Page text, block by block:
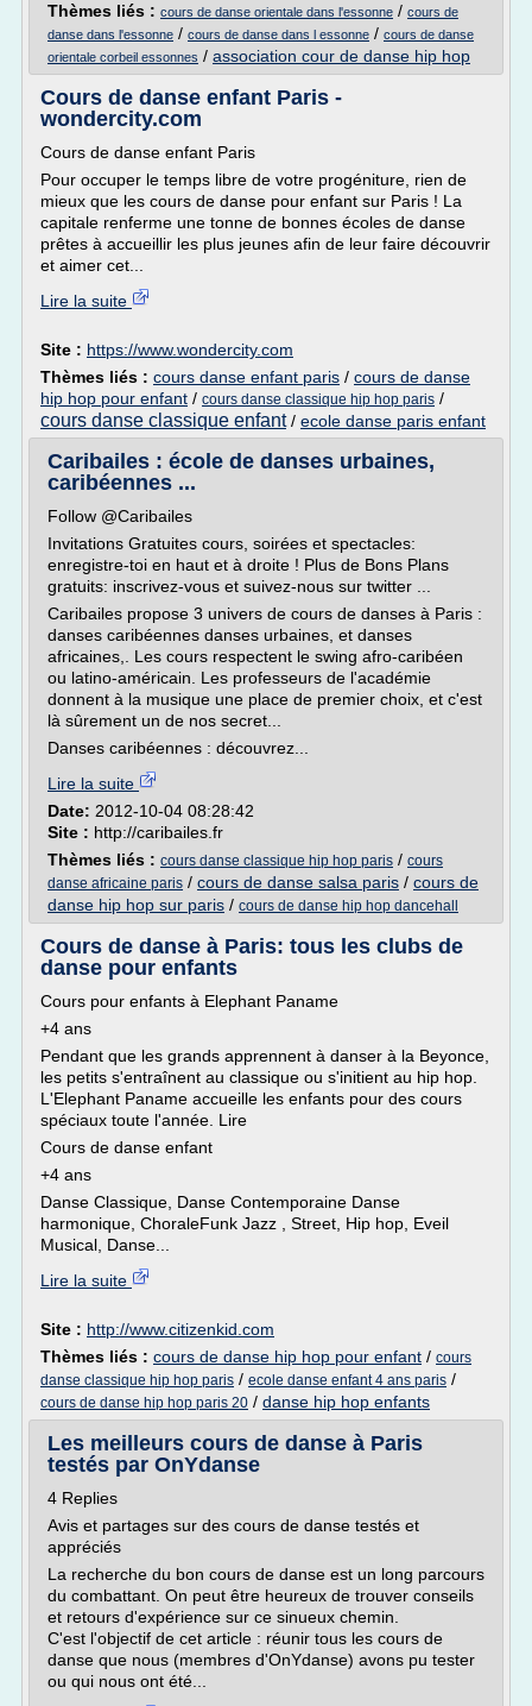
Thèmes liés : cours de danse orientale dans l'essonne / cours de
danse dans l'essonne / cours de danse dans l essonne / cours de danse
orientale corbeil essonnes / association cour de danse hip hop
Cours de danse enfant Paris -
wondercity.com
Cours de danse enfant Paris
Pour occuper le temps libre de votre progéniture, rien de
mieux que les cours de danse pour enfant sur Paris ! La
capitale renferme une tonne de bonnes écoles de danse
prêtes à accueillir les plus jeunes afin de leur faire découvrir
et aimer cet...
Lire la suite
Site : https://www.wondercity.com
Thèmes liés : cours danse enfant paris / cours de danse
hip hop pour enfant / cours danse classique hip hop paris /
cours danse classique enfant/ ecole danse paris enfant
Caribailes : école de danses urbaines,
caribéennes ...
Follow @Caribailes
Invitations Gratuites cours, soirées et spectacles:
enregistre-toi en haut et à droite ! Plus de Bons Plans
gratuits: inscrivez-vous et suivez-nous sur twitter ...
Caribailes propose 3 univers de cours de danses à Paris :
danses caribéennes danses urbaines, et danses
africaines,. Les cours respectent le swing afro-caribéen
ou latino-américain. Les professeurs de l'académie
donnent à la musique une place de premier choix, et c'est
là sûrement un de nos secret...
Danses caribéennes : découvrez...
Lire la suite
Date: 2012-10-04 08:28:42
Site : http://caribailes.fr
Thèmes liés : cours danse classique hip hop paris / cours
danse africaine paris / cours de danse salsa paris / cours de
danse hip hop sur paris / cours de danse hip hop dancehall
Cours de danse à Paris: tous les clubs de
danse pour enfants
Cours pour enfants à Elephant Paname
+4 ans
Pendant que les grands apprennent à danser à la Beyonce,
les petits s'entraînent au classique ou s'initient au hip hop.
L'Elephant Paname accueille les enfants pour des cours
spéciaux toute l'année. Lire
Cours de danse enfant
+4 ans
Danse Classique, Danse Contemporaine Danse
harmonique, ChoraleFunk Jazz , Street, Hip hop, Eveil
Musical, Danse...
Lire la suite
Site : http://www.citizenkid.com
Thèmes liés : cours de danse hip hop pour enfant / cours
danse classique hip hop paris / ecole danse enfant 4 ans paris /
cours de danse hip hop paris 20 / danse hip hop enfants
Les meilleurs cours de danse à Paris
testés par OnYdanse
4 Replies
Avis et partages sur des cours de danse testés et
appréciés
La recherche du bon cours de danse est un long parcours
du combattant. On peut être heureux de trouver conseils
et retours d'expérience sur ce sinueux chemin.
C'est l'objectif de cet article : réunir tous les cours de
danse que nous (membres d'OnYdanse) avons pu tester
ou qui nous ont été...